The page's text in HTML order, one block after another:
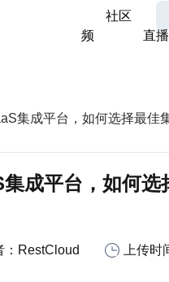
社区
频
直播
集成平台，如何选择最佳
成平台，如何选
RestCloud 上传时